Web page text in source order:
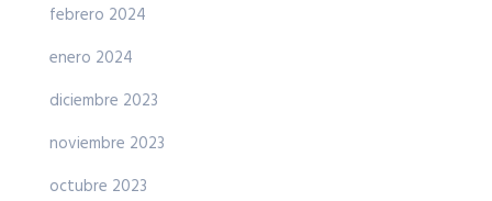
febrero 2024
enero 2024
diciembre 2023
noviembre 2023
octubre 2023